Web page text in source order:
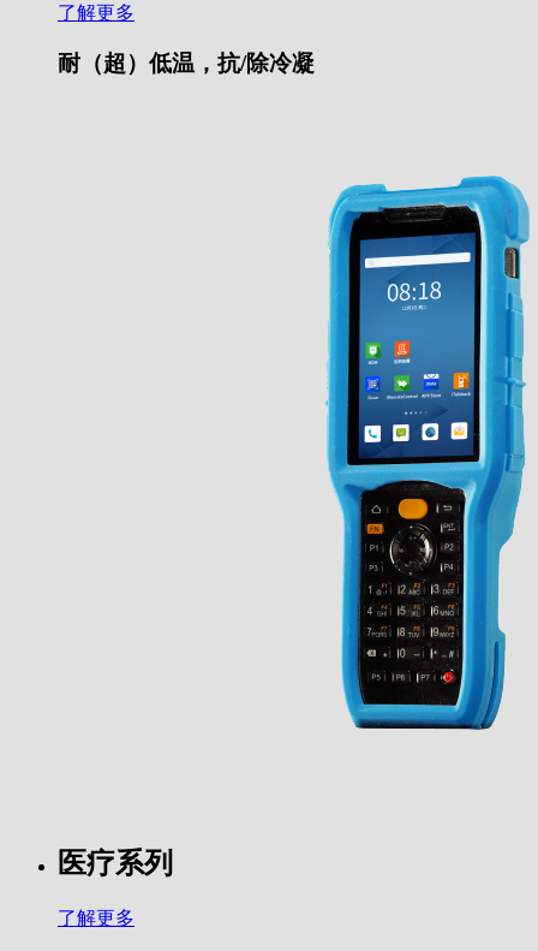
了解更多
耐（超）低温，抗/除冷凝
医疗系列
了解更多